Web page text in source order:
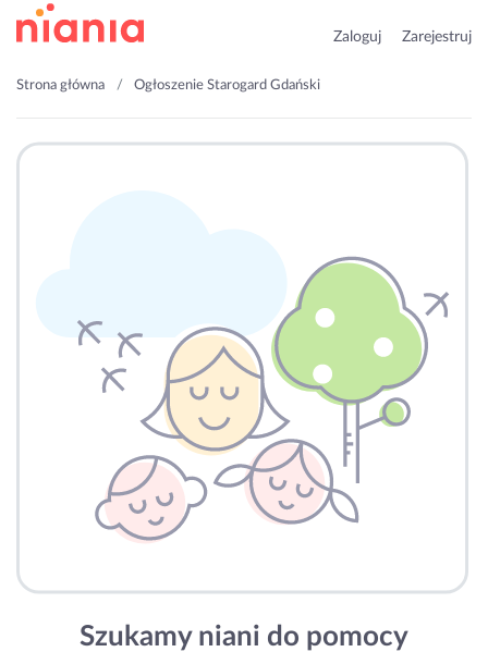
Zaloguj Zarejestruj
Strona główna Ogłoszenie Starogard Gdański
Szukamy niani do pomocy